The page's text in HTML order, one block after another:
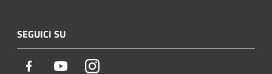
SEGUICI SU
Facebook YoutubeInstagram